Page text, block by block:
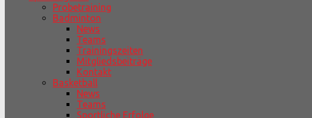
Probetraining
Badminton
News
Teams
Trainingszeiten
Mitgliedsbeiträge
Kontakt
Basketball
News
Teams
Sportliche Erfolge